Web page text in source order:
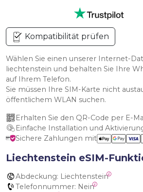
Kompatibilität prüfen
Wählen Sie einen unserer Internet-
liechtenstein und behalten Sie Ihre
auf Ihrem Telefon.
Sie müssen Ihre SIM-Karte nicht
öffentlichem WLAN suchen.
Erhalten Sie den QR-Code per E-
Einfache Installation und
Sichere Zahlungen mit
Liechtenstein eSIM-
Abdeckung: Liechtenstein
Telefonnummer: Nein